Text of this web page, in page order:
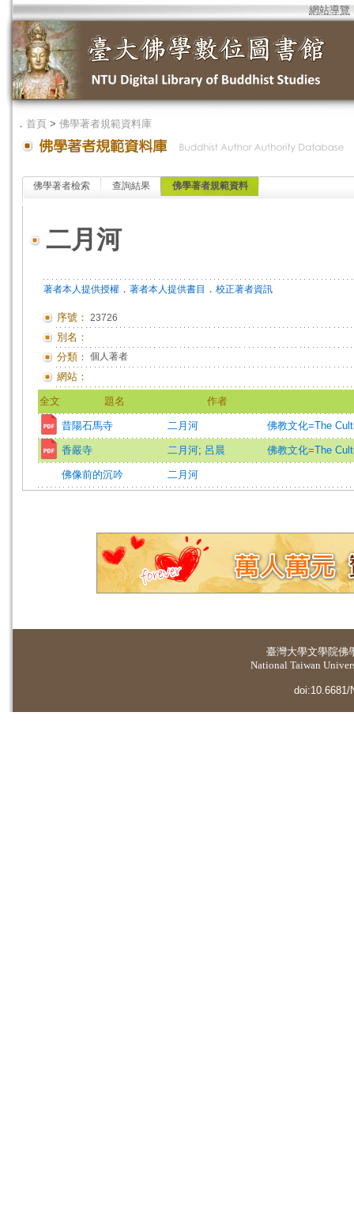
網站導覽
． 首頁 > 佛學著者規範資料庫
佛學著者檢索 查詢結果 佛學著者規範資料
二月河
著者本人提供授權 ． 著者本人提供書目 ． 校正著者資訊
序號： 23726
別名：
分類： 個人著者
網站：
全文 題名 作者
昔陽石馬寺 二月河 佛教文化=The
香嚴寺 二月河; 呂晨 佛教文化=The
佛像前的沉吟 二月河
臺灣大學文學院佛
National Taiwan
doi:10.6681/